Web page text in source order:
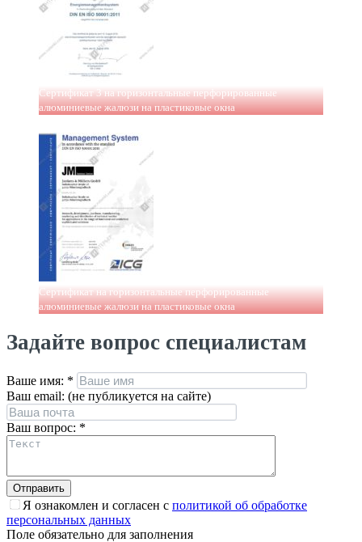
Сертификат 3 на горизонтальные перфорированные
алюминиевые жалюзи на пластиковые окна
Сертификат на горизонтальные перфорированные
алюминиевые жалюзи на пластиковые окна
Задайте вопрос специалистам
Ваше имя: *
Ваш email: (не публикуется на сайте)
Ваш вопрос: *
Я ознакомлен и согласен с политикой об обработке
персональных данных
Поле обязательно для заполнения